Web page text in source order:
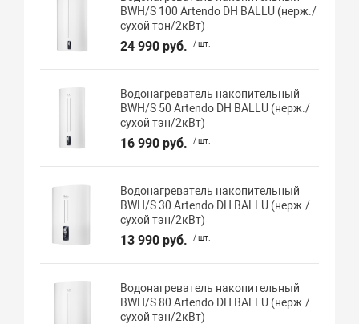
BWH/S 100 Artendo DH BALLU (нерж./
сухой тэн/2кВт)
24 990 руб. / шт.
Водонагреватель накопительный
BWH/S 50 Artendo DH BALLU (нерж./
сухой тэн/2кВт)
16 990 руб. / шт.
Водонагреватель накопительный
BWH/S 30 Artendo DH BALLU (нерж./
сухой тэн/2кВт)
13 990 руб. / шт.
Водонагреватель накопительный
BWH/S 80 Artendo DH BALLU (нерж./
сухой тэн/2кВт)